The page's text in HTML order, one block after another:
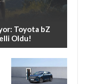
Toyota bZ
Oldu!